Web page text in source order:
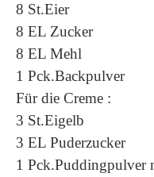
8 St.Eier
8 EL Zucker
8 EL Mehl
1 Pck.Backpulver
Für die Creme :
3 St.Eigelb
3 EL Puderzucker
1 Pck.Puddingpulver